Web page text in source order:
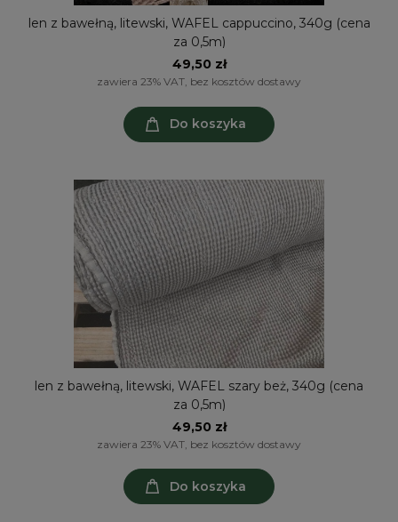
len z bawełną, litewski, WAFEL cappuccino, 340g (cena
za 0,5m)
49,50 zł
zawiera 23% VAT, bez kosztów dostawy
Do koszyka
len z bawełną, litewski, WAFEL szary beż, 340g (cena
za 0,5m)
49,50 zł
zawiera 23% VAT, bez kosztów dostawy
Do koszyka